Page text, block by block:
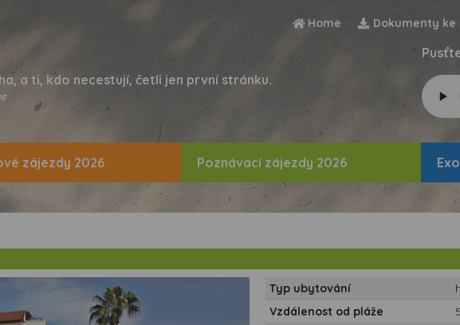
Home Dokumenty ke
a ti, kdo necestují, četli jen první stránku.
zájezdy 2026 Poznávací zájezdy 2026
Typ ubytování
Vzdálenost od pláže